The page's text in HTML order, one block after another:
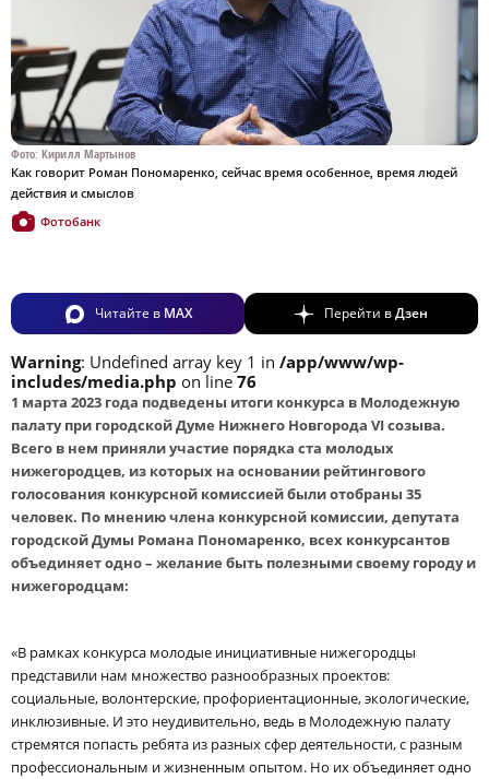
Фото: Кирилл Мартынов
Как говорит Роман Пономаренко, сейчас время особенное, время людей
действия и смыслов
Фотобанк
Читайте в MAX Перейти вДзен
Warning: Undefined array key 1 in /app/www/wp-
includes/media.php on line 76
1 марта 2023 года подведены итоги конкурса в Молодежную
палату при городской Думе Нижнего Новгорода VI созыва.
Всего в нем приняли участие порядка ста молодых
нижегородцев, из которых на основании рейтингового
голосования конкурсной комиссией были отобраны 35
человек. По мнению члена конкурсной комиссии, депутата
городской Думы Романа Пономаренко, всех конкурсантов
объединяет одно – желание быть полезными своему городу и
нижегородцам:
«В рамках конкурса молодые инициативные нижегородцы
представили нам множество разнообразных проектов:
социальные, волонтерские, профориентационные, экологические,
инклюзивные. И это неудивительно, ведь в Молодежную палату
стремятся попасть ребята из разных сфер деятельности, с разным
профессиональным и жизненным опытом. Но их объединяет одно